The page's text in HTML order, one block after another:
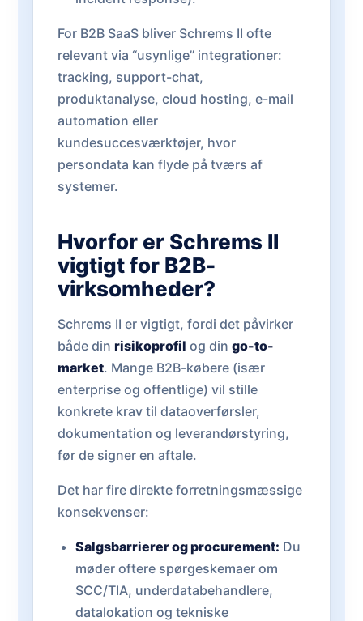
For B2B SaaS bliver Schrems II ofte
relevant via “usynlige” integrationer:
tracking, support-chat,
produktanalyse, cloud hosting, e-mail
automation eller
kundesuccesværktøjer, hvor
persondata kan flyde på tværs af
systemer.
Hvorfor er Schrems II
vigtigt for B2B-
virksomheder?
Schrems II er vigtigt, fordi det påvirker
både din risikoprofil og din go-to-
market. Mange B2B-købere (især
enterprise og offentlige) vil stille
konkrete krav til dataoverførsler,
dokumentation og leverandørstyring,
før de signer en aftale.
Det har fire direkte forretningsmæssige
konsekvenser:
Salgsbarrierer og procurement: Du
møder oftere spørgeskemaer om
SCC/TIA, underdatabehandlere,
datalokation og tekniske